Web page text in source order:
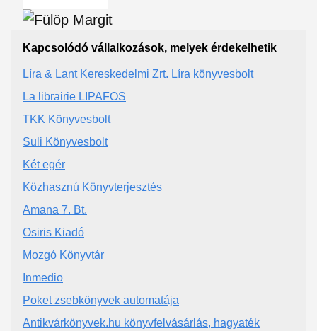
Kapcsolódó vállalkozások, melyek érdekelhetik
Líra & Lant Kereskedelmi Zrt. Líra könyvesbolt
La librairie LIPAFOS
TKK Könyvesbolt
Suli Könyvesbolt
Két egér
Közhasznú Könyvterjesztés
Amana 7. Bt.
Osiris Kiadó
Mozgó Könyvtár
Inmedio
Poket zsebkönyvek automatája
Antikvárkönyvek.hu könyvfelvásárlás, hagyaték